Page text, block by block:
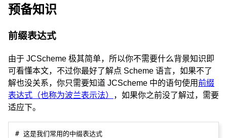
预备知识
前缀表达式
由于 JCScheme 极其简单，所以你不需要什么背景知识即
可看懂本文，不过你最好了解点 Scheme 语言，如果不了
解也没关系，你只需要知道 JCScheme 中的语句使用前缀
表达式（也称为波兰表示法）
，如果你之前没了解过，需要
适应下。
# 这是我们常用的中缀表达式